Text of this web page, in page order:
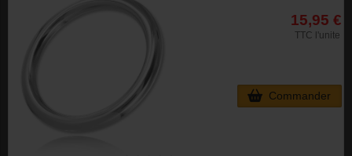
15,95 €
TTC l'unite
Commander